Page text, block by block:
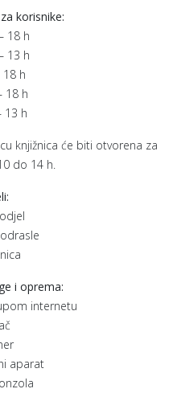
korisnike:
18 h
13 h
18 h
18 h
13 h
knjižnica će biti otvorena za
do 14 h.
i oprema:
internetu
aparat